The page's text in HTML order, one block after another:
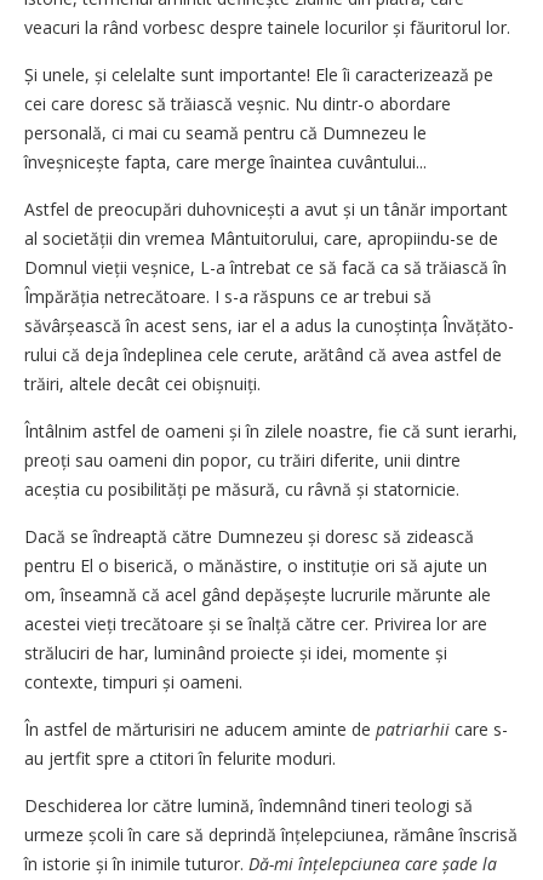
veacuri la rând vorbesc despre tainele locurilor și făuritorul lor.
Și unele, și celelalte sunt importante! Ele îi caracterizează pe
cei care doresc să trăiască veșnic. Nu dintr-o abordare
personală, ci mai cu seamă pentru că Dumnezeu le
înveșnicește fapta, care merge înaintea cuvântului...
Astfel de preocupări duhov­nicești a avut și un tânăr important
al societății din vremea Mântuitorului, care, apropiindu-se de
Domnul vieții veșnice, L-a întrebat ce să facă ca să trăiască în
Împă­răția netrecătoare. I s-a răspuns ce ar trebui să
săvârșească în acest sens, iar el a adus la cunoștința Învățăto­
rului că deja îndeplinea cele cerute, arătând că avea astfel de
trăiri, altele decât cei obișnuiți.
Întâlnim astfel de oameni și în zilele noastre, fie că sunt ierarhi,
preoți sau oameni din popor, cu trăiri diferite, unii dintre
aceștia cu posibilități pe măsură, cu râvnă și statornicie.
Dacă se îndreaptă către Dumnezeu și doresc să zidească
pentru El o biserică, o mănăstire, o insti­tuție ori să ajute un
om, înseamnă că acel gând depășește lucrurile mărunte ale
acestei vieți trecătoare și se înalță către cer. Privirea lor are
străluciri de har, luminând proiecte și idei, momente și
contexte, timpuri și oameni.
În astfel de mărturisiri ne aducem aminte de patriarhii care s-
au jertfit spre a ctitori în felurite moduri.
Deschiderea lor către lumină, îndemnând tineri teologi să
urmeze școli în care să deprindă înțelep­ciunea, rămâne înscrisă
în istorie și în inimile tuturor. Dă-mi înțelep­ciunea care șade la